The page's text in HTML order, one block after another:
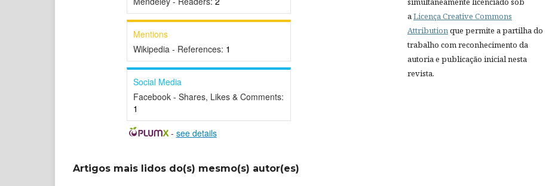
Mentions
Wikipedia - References: 1
Social Media
Facebook - Shares, Likes & Comments:
1
- see details
a Licença Creative Commons
Attribution que permite a partilha do
trabalho com reconhecimento da
autoria e publicação inicial nesta
revista.
Artigos mais lidos do(s) mesmo(s) autor(es)